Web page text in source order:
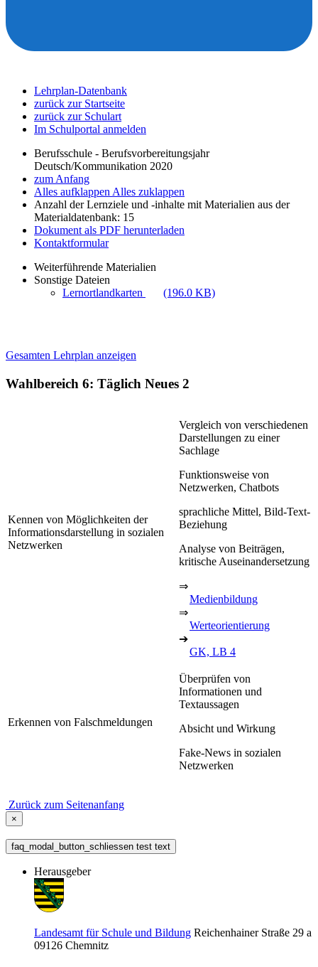
Lehrplan-Datenbank
zurück zur Startseite
zurück zur Schulart
Im Schulportal anmelden
Berufsschule - Berufsvorbereitungsjahr
Deutsch/Kommunikation 2020
zum Anfang
Alles aufklappen Alles zuklappen
Anzahl der Lernziele und -inhalte mit Materialien aus der
Materialdatenbank: 15
Dokument als PDF herunterladen
Kontaktformular
Weiterführende Materialien
Sonstige Dateien
Lernortlandkarten
(196.0 KB)
Gesamten Lehrplan anzeigen
Wahlbereich 6: Täglich Neues 2
Kennen von Möglichkeiten der
Informationsdarstellung in sozialen
Netzwerken
Vergleich von verschiedenen
Darstellungen zu einer
Sachlage
Funktionsweise von
Netzwerken, Chatbots
sprachliche Mittel, Bild-Text-
Beziehung
Analyse von Beiträgen,
kritische Auseinandersetzung
⇒
Medienbildung
⇒
Werteorientierung
➔
GK, LB 4
Erkennen von Falschmeldungen
Überprüfen von
Informationen und
Textaussagen
Absicht und Wirkung
Fake-News in sozialen
Netzwerken
Zurück zum Seitenanfang
×
faq_modal_button_schliessen test text
Herausgeber
Landesamt für Schule und Bildung Reichenhainer Straße 29 a
09126 Chemnitz